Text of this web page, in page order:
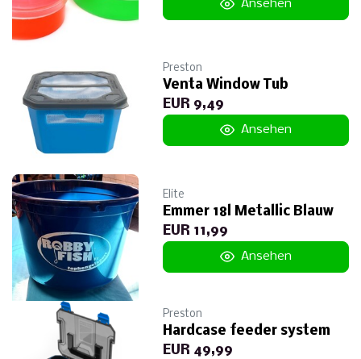
Ansehen
Preston
Venta Window Tub
EUR 9,49
Ansehen
Elite
Emmer 18l Metallic Blauw
EUR 11,99
Ansehen
Preston
Hardcase feeder system
EUR 49,99